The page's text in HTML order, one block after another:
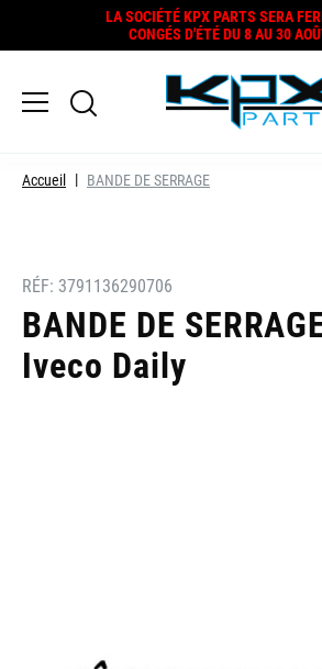
LA SOCIÉTÉ KPX PARTS SERA
CONGÉS D'ÉTÉ DU 8 AU 30
Accueil BANDE DE SERRAGE
RÉF: 3791136290706
BANDE DE
Iveco Daily